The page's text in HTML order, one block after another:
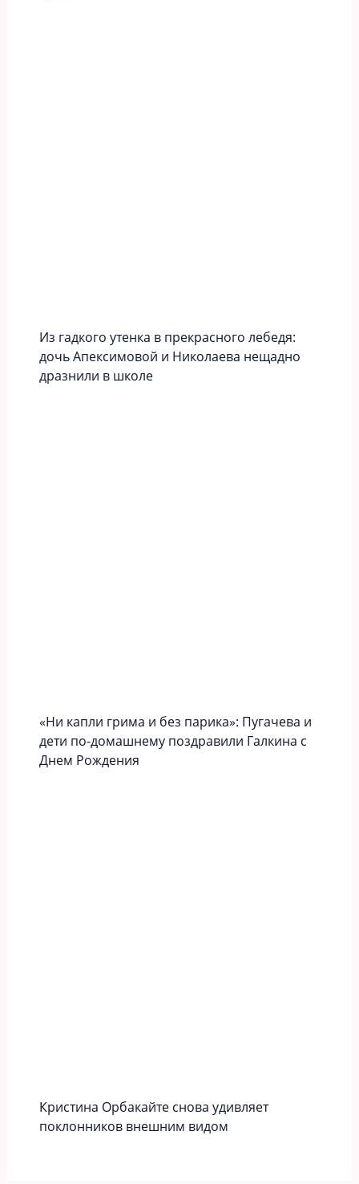
Из гадкого утенка в прекрасного лебедя:
дочь Апексимовой и Николаева нещадно
дразнили в школе
«Ни капли грима и без парика»: Пугачева и
дети по-домашнему поздравили Галкина с
Днем Рождения
Кристина Орбакайте снова удивляет
поклонников внешним видом